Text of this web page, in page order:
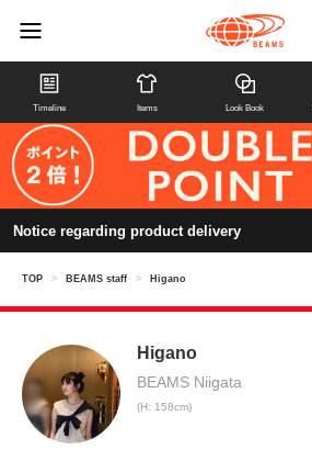
Timeline Items Look Book
Notice regarding product delivery
TOP > BEAMS staff > Higano
Higano
BEAMS Niigata
(H: 158cm)